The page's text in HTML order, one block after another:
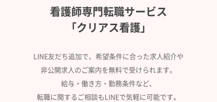
看護師専門転職サービス
「クリアス看護」
LINE友だち追加で、希望条件に合った求人紹介や
非公開求人のご案内を無料で受けられます。
給与・働き方・勤務条件など、
転職に関するご相談もLINEで気軽に可能です。